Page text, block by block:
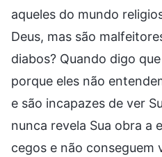
aqueles do mundo
Deus, mas são
diabos? Quando digo
porque eles não
e são incapazes de ver
nunca revela Sua obra a
cegos e não conseguem